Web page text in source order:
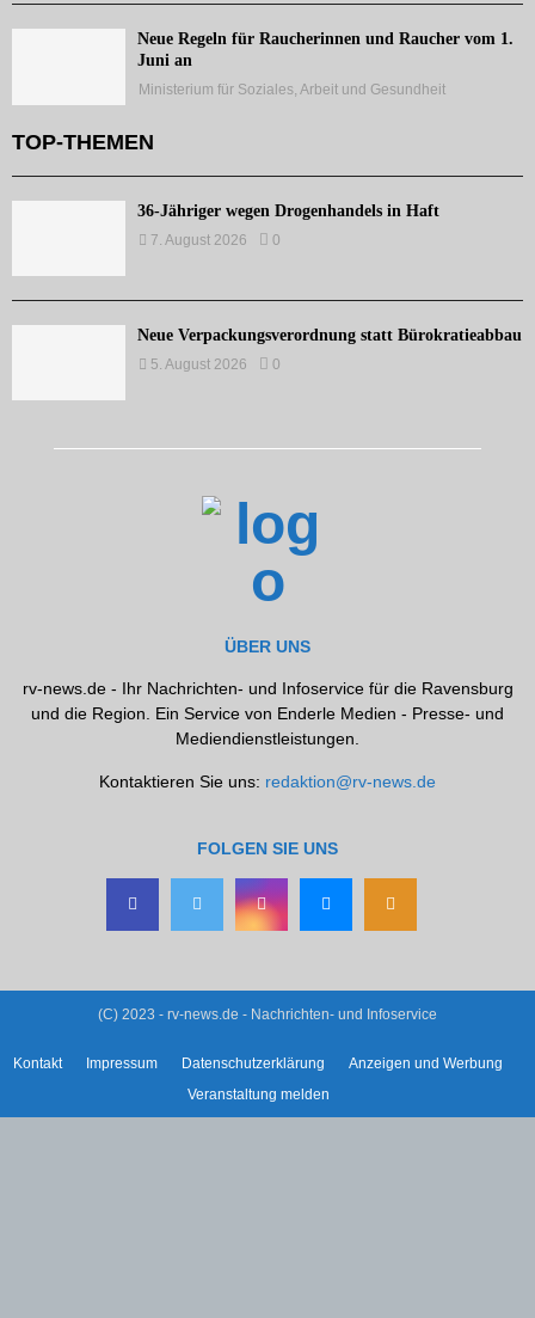
Neue Regeln für Raucherinnen und Raucher vom 1.
Juni an
Ministerium für Soziales, Arbeit und Gesundheit
TOP-THEMEN
36-Jähriger wegen Drogenhandels in Haft
7. August 2026 0
Neue Verpackungsverordnung statt Bürokratieabbau
5. August 2026 0
ÜBER UNS
rv-news.de - Ihr Nachrichten- und Infoservice für die Ravensburg
und die Region. Ein Service von Enderle Medien - Presse- und
Mediendienstleistungen.
Kontaktieren Sie uns: redaktion@rv-news.de
FOLGEN SIE UNS
(C) 2023 - rv-news.de - Nachrichten- und Infoservice
Kontakt Impressum Datenschutzerklärung
Anzeigen und Werbung
Veranstaltung melden